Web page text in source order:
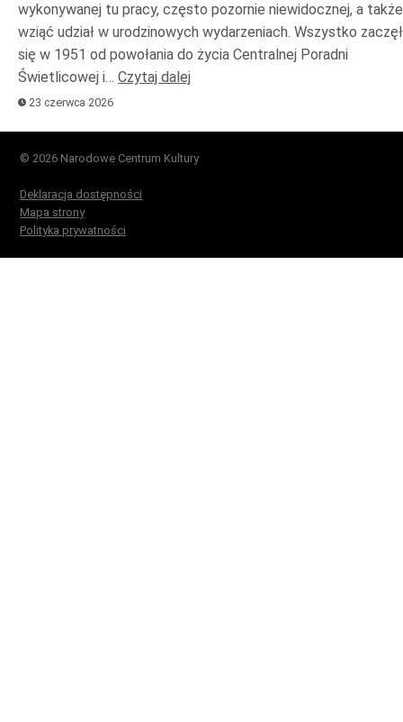
wykonywanej tu pracy, często pozornie niewidocznej, a także
wziąć udział w urodzinowych wydarzeniach. Wszystko
się w 1951 od powołania do życia Centralnej Poradni
Świetlicowej i… Czytaj dalej
23 czerwca 2026
© 2026 Narodowe Centrum Kultury
Deklaracja dostępności
Mapa strony
Polityka prywatności